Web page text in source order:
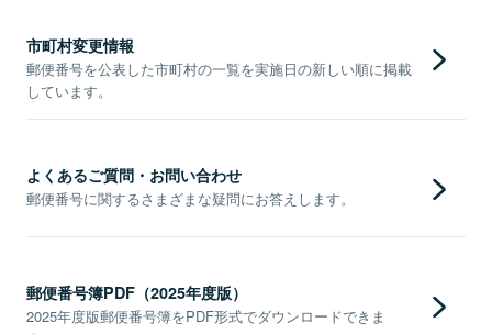
市町村変更情報
郵便番号を公表した市町村の一覧を実施日の新しい順に掲載
しています。
よくあるご質問・お問い合わせ
郵便番号に関するさまざまな疑問にお答えします。
郵便番号簿PDF（2025年度版）
2025年度版郵便番号簿をPDF形式でダウンロードできま